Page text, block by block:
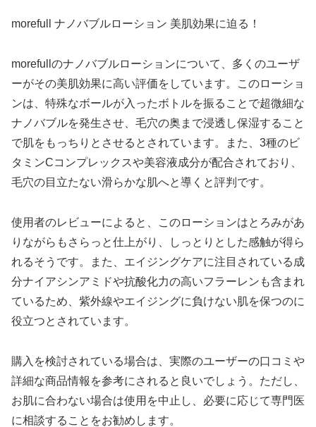
morefull ナノバブルローション 美肌効果に迫る！
morefullのナノバブルローションについて、多くのユーザ
ーがその美肌効果に高い評価をしています。このローショ
ンは、特殊なボールが入ったボトルを振ることで超微細な
ナノバブルを発生させ、毛穴の奥まで浸透し保湿すること
で肌をもっちりとさせるとされています。また、3種のビ
タミンCコンプレックスや美容液成分が配合されており、
毛穴の目立たない滑らかな肌へと導くと評判です。
使用者のレビューによると、このローションはとろみがあ
りながらもさらっと仕上がり、しっとりとした感触が得ら
れるそうです。また、エイジングケアに注目されている成
分ナイアシンアミドや抗酸化力の高いフラーレンも含まれ
ているため、紫外線やエイジングに負けない肌を保つのに
役立つとされています。
購入を検討されている場合は、実際のユーザーの口コミや
詳細な商品情報を参考にされると良いでしょう。ただし、
お肌に合わない場合は使用を中止し、必要に応じて専門医
に相談することをお勧めします。